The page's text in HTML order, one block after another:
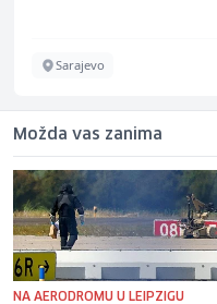
Sarajevo
Možda vas zanima
NA AERODROMU U LEIPZIGU